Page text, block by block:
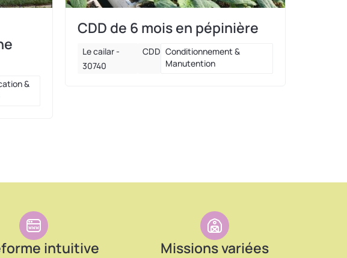
&
CDD de 6 mois en pépinière
Le cailar -
30740
CDD Conditionnement &
Manutention
intuitive Missions variées